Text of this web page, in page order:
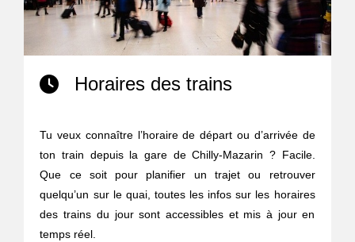
Horaires des trains
Tu veux connaître l’horaire de départ ou d’arrivée de
ton train depuis la gare de Chilly-Mazarin ? Facile.
Que ce soit pour planifier un trajet ou retrouver
quelqu’un sur le quai, toutes les infos sur les horaires
des trains du jour sont accessibles et mis à jour en
temps réel.